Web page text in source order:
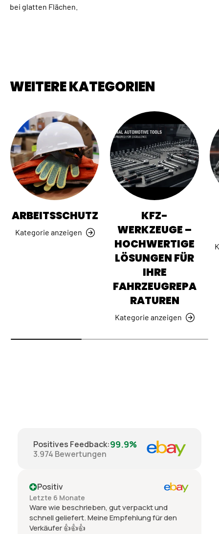
bei glatten Flächen.
WEITERE KATEGORIEN
ARBEITSSCHUTZ
Kategorie anzeigen
KFZ-
WERKZEUGE –
HOCHWERTIGE
LÖSUNGEN FÜR
IHRE
FAHRZEUGREPA
RATUREN
Kategorie anzeigen
Positives Feedback:99.9%
3.974 Bewertungen
Positiv
Letzte 6 Monate
Ware wie beschrieben, gut verpackt und
schnell geliefert. Meine Empfehlung für den
Verkäufer 👍👍👍